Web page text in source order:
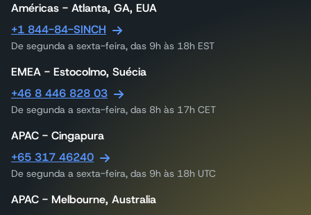
Américas - Atlanta, GA, EUA
+1 844-84-SINCH
De segunda a sexta-feira, das 9h às 18h EST
EMEA - Estocolmo, Suécia
+46 8 446 828 03
De segunda a sexta-feira, das 8h às 17h CET
APAC - Cingapura
+65 317 46240
De segunda a sexta-feira, das 9h às 18h UTC
APAC - Melbourne, Australia